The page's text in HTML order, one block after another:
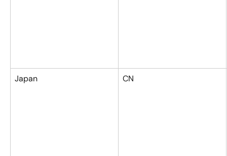
Japan CN